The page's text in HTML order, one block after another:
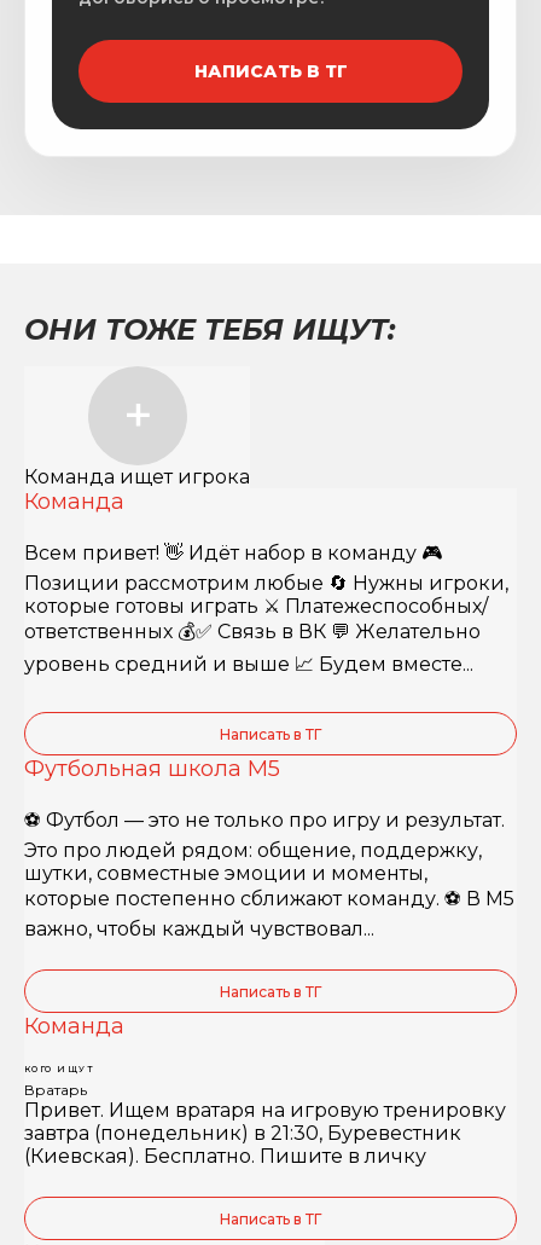
НАПИСАТЬ В ТГ
ОНИ ТОЖЕ ТЕБЯ ИЩУТ:
Команда ищет игрока
Команда
Всем привет! 👋 Идёт набор в команду 🎮
Позиции рассмотрим любые 🔄 Нужны игроки,
которые готовы играть ⚔️ Платежеспособных/
ответственных 💰✅ Связь в ВК 💬 Желательно
уровень средний и выше 📈 Будем вместе...
Написать в ТГ
Футбольная школа М5
⚽️ Футбол — это не только про игру и результат.
Это про людей рядом: общение, поддержку,
шутки, совместные эмоции и моменты,
которые постепенно сближают команду. ⚽️ В М5
важно, чтобы каждый чувствовал...
Написать в ТГ
Команда
КОГО ИЩУТ
Вратарь
Привет. Ищем вратаря на игровую тренировку
завтра (понедельник) в 21:30, Буревестник
(Киевская). Бесплатно. Пишите в личку
Написать в ТГ